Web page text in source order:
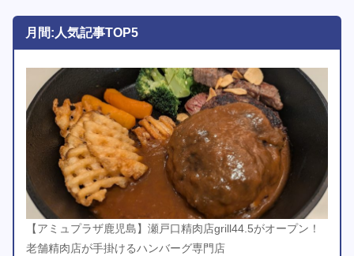
月間:人気記事TOP5
【アミュプラザ鹿児島】瀬戸口精肉店grill44.5がオープン！
老舗精肉店が手掛けるハンバーグ専門店